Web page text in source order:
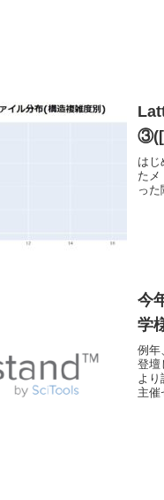
はじ
たメ
っ
今
学
例年
登壇
より
主催